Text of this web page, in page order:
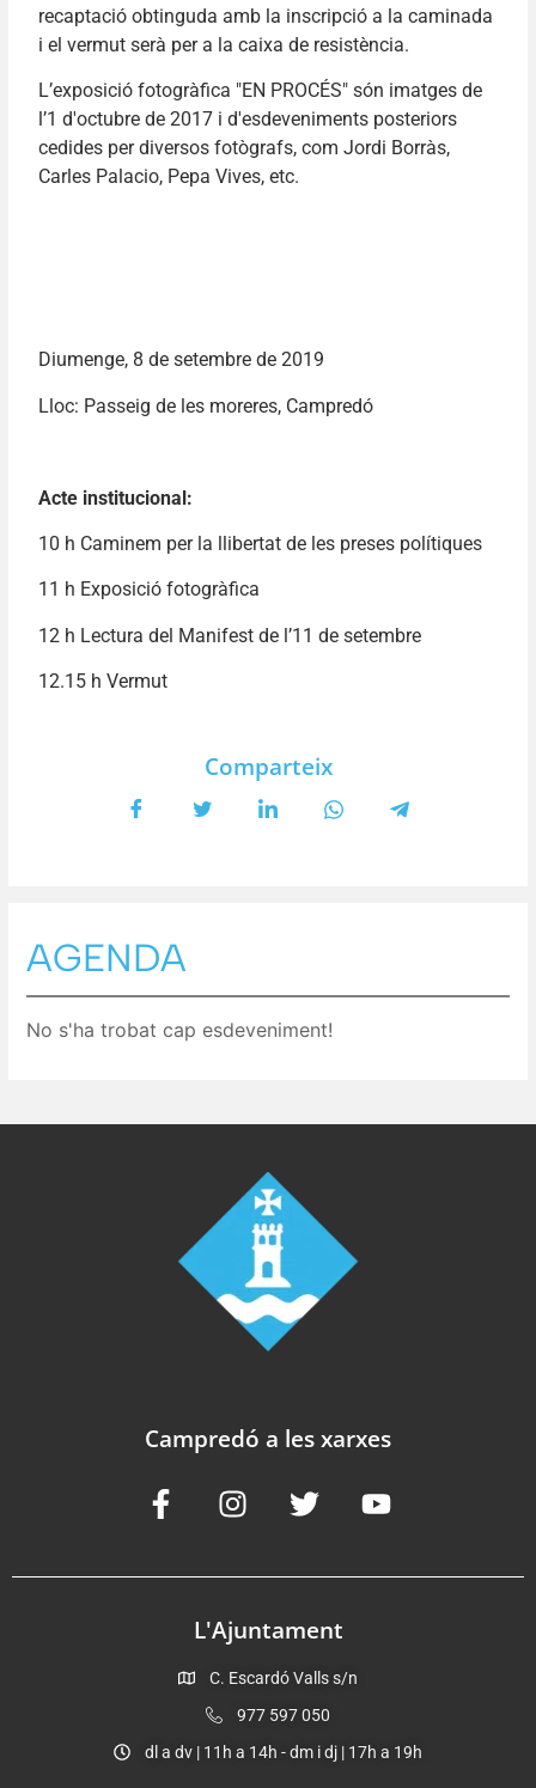
recaptació obtinguda amb la inscripció a la caminada
i el vermut serà per a la caixa de resistència.
L’exposició fotogràfica "EN PROCÉS" són imatges de
l’1 d'octubre de 2017 i d'esdeveniments posteriors
cedides per diversos fotògrafs, com Jordi Borràs,
Carles Palacio, Pepa Vives, etc.
Diumenge, 8 de setembre de 2019
Lloc: Passeig de les moreres, Campredó
Acte institucional:
10 h Caminem per la llibertat de les preses polítiques
11 h Exposició fotogràfica
12 h Lectura del Manifest de l’11 de setembre
12.15 h Vermut
Comparteix
AGENDA
No s'ha trobat cap esdeveniment!
Campredó a les xarxes
L'Ajuntament
C. Escardó Valls s/n
977 597 050
dl a dv | 11h a 14h - dm i dj | 17h a 19h